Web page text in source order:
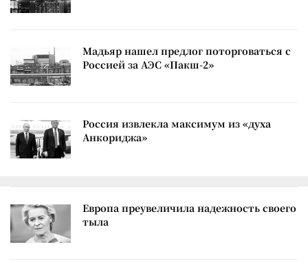
Мадьяр нашел предлог поторговаться с
Россией за АЭС «Пакш-2»
Россия извлекла максимум из «духа
Анкориджа»
Европа преувеличила надежность своего
тыла